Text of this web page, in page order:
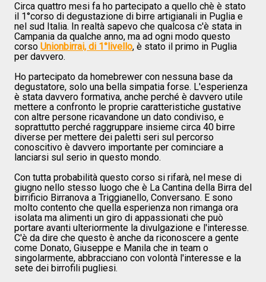
Circa quattro mesi fa ho partecipato a quello chè è stato
il 1°corso di degustazione di birre artigianali in Puglia e
nel sud Italia. In realtà sapevo che qualcosa c'è stata in
Campania da qualche anno, ma ad ogni modo questo
corso Unionbirrai, di 1°livello, è stato il primo in Puglia
per davvero.
Ho partecipato da homebrewer con nessuna base da
degustatore, solo una bella simpatia forse. L'esperienza
è stata davvero formativa, anche perché è davvero utile
mettere a confronto le proprie caratteristiche gustative
con altre persone ricavandone un dato condiviso, e
soprattutto perché raggruppare insieme circa 40 birre
diverse per mettere dei paletti seri sul percorso
conoscitivo è davvero importante per cominciare a
lanciarsi sul serio in questo mondo.
Con tutta probabilità questo corso si rifarà, nel mese di
giugno nello stesso luogo che è La Cantina della Birra del
birrificio Birranova a Triggianello, Conversano. E sono
molto contento che quella esperienza non rimanga ora
isolata ma alimenti un giro di appassionati che può
portare avanti ulteriormente la divulgazione e l'interesse.
C'è da dire che questo è anche da riconoscere a gente
come Donato, Giuseppe e Manila che in team o
singolarmente, abbracciano con volontà l'interesse e la
sete dei birrofili pugliesi.